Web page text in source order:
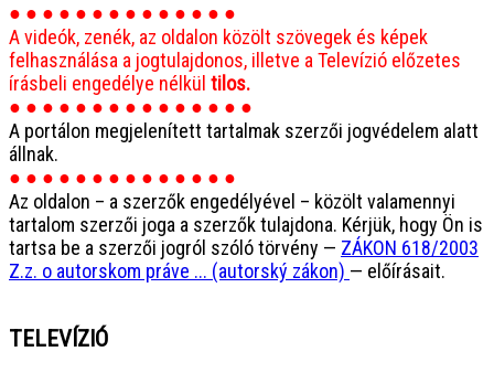
● ● ● ● ● ● ● ● ● ● ● ● ● ●
A videók, zenék, az oldalon közölt szövegek és képek
felhasználása a jogtulajdonos, illetve a Televízió előzetes
írásbeli engedélye nélkül tilos.
● ● ● ● ● ● ● ● ● ● ● ● ● ● ●
A portálon megjelenített tartalmak szerzői jogvédelem alatt
állnak.
● ● ● ● ● ● ● ● ● ● ● ● ● ●
Az oldalon – a szerzők engedélyével – közölt valamennyi
tartalom szerzői joga a szerzők tulajdona. Kérjük, hogy Ön is
tartsa be a szerzői jogról szóló törvény — ZÁKON 618/2003
Z.z. o autorskom práve ... (autorský zákon) — előírásait.
TELEVÍZIÓ